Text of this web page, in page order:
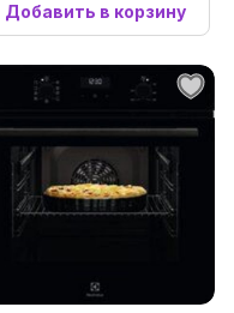
Добавить в корзину